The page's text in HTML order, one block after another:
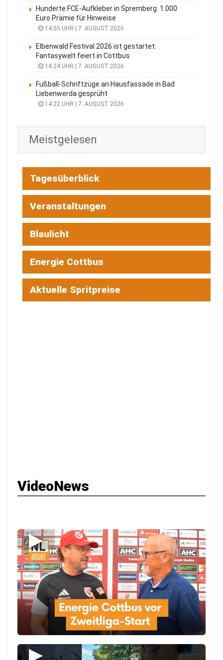
Hunderte FCE-Aufkleber in Spremberg: 1.000
Euro Prämie für Hinweise
14:55 UHR | 7. AUGUST 2026
Elbenwald Festival 2026 ist gestartet:
Fantasywelt feiert in Cottbus
14:24 UHR | 7. AUGUST 2026
Fußball-Schriftzüge an Hausfassade in Bad
Liebenwerda gesprüht
14:22 UHR | 7. AUGUST 2026
Meistgelesen
Tagesüberblick
Veranstaltungen
Blaulicht
Energie Cottbus
Aktuelle Spritpreise
VideoNews
▶
▶